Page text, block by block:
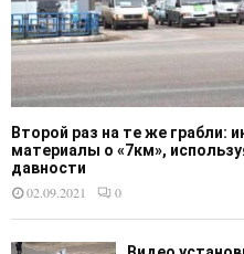
Второй раз на те же грабли:
материалы о «7км»,
давности
02.09.2021
0